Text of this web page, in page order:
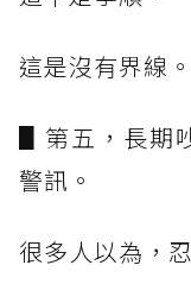
這是沒有界線。
▋第五，長期
警訊。
很多人以為，